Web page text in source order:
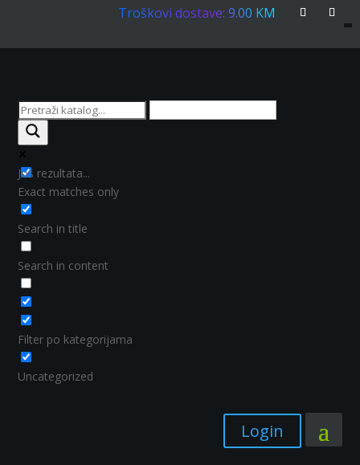
Troškovi dostave: 9.00 KM
Još rezultata...
Exact matches only
Search in title
Search in content
Filter po kategorijama
Uncategorized
Login